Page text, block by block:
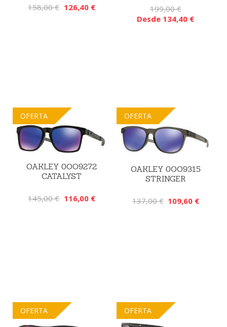
158,00 € 126,40 €
199,00 €
Desde 134,40 €
OFERTA
OAKLEY 0OO9272
CATALYST
145,00 € 116,00 €
OFERTA
OAKLEY 0OO9315
STRINGER
137,00 € 109,60 €
OFERTA OFERTA